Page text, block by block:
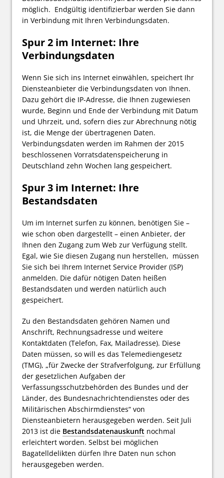
möglich. Endgültig identifizierbar werden Sie dann
in Verbindung mit Ihren Verbindungsdaten.
Spur 2 im Internet: Ihre
Verbindungsdaten
Wenn Sie sich ins Internet einwählen, speichert Ihr
Diensteanbieter die Verbindungsdaten von Ihnen.
Dazu gehört die IP-Adresse, die Ihnen zugewiesen
wurde, Beginn und Ende der Verbindung mit Datum
und Uhrzeit, und, sofern dies zur Abrechnung nötig
ist, die Menge der übertragenen Daten.
Verbindungsdaten werden im Rahmen der 2015
beschlossenen Vorratsdatenspeicherung in
Deutschland zehn Wochen lang gespeichert.
Spur 3 im Internet: Ihre
Bestandsdaten
Um im Internet surfen zu können, benötigen Sie –
wie schon oben dargestellt – einen Anbieter, der
Ihnen den Zugang zum Web zur Verfügung stellt.
Egal, wie Sie diesen Zugang nun herstellen, müssen
Sie sich bei Ihrem Internet Service Provider (ISP)
anmelden. Die dafür nötigen Daten heißen
Bestandsdaten und werden natürlich auch
gespeichert.
Zu den Bestandsdaten gehören Namen und
Anschrift, Rechnungsadresse und weitere
Kontaktdaten (Telefon, Fax, Mailadresse). Diese
Daten müssen, so will es das Telemediengesetz
(TMG), „für Zwecke der Strafverfolgung, zur Erfüllung
der gesetzlichen Aufgaben der
Verfassungsschutzbehörden des Bundes und der
Länder, des Bundesnachrichtendienstes oder des
Militärischen Abschirmdienstes“ von
Diensteanbietern herausgegeben werden. Seit Juli
2013 ist die Bestandsdatenauskunft nochmal
erleichtert worden. Selbst bei möglichen
Bagatelldelikten dürfen Ihre Daten nun schon
herausgegeben werden.